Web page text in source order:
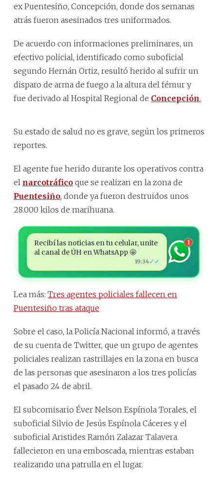
ex Puentesiño, Concepción, donde dos semanas
atrás fueron asesinados tres uniformados.
De acuerdo con informaciones preliminares, un
efectivo policial, identificado como suboficial
segundo Hernán Ortiz, resultó herido al sufrir un
disparo de arma de fuego a la altura del fémur y
fue derivado al Hospital Regional de Concepción.
Su estado de salud no es grave, según los primeros
reportes.
El agente fue herido durante los operativos contra
el narcotráfico que se realizan en la zona de
Puentesiño, donde ya fueron destruidos unos
28.000 kilos de marihuana.
Recibí las noticias en tu celular, unite
al canal de ÚH en WhatsApp 🤩
19:34✓✓
1
Lea más: Tres agentes policiales fallecen en
Puentesiño tras ataque
Sobre el caso, la Policía Nacional informó, a través
de su cuenta de Twitter, que un grupo de agentes
policiales realizan rastrillajes en la zona en busca
de las personas que asesinaron a los tres policías
el pasado 24 de abril.
El subcomisario Éver Nelson Espínola Torales, el
suboficial Silvio de Jesús Espínola Cáceres y el
suboficial Aristides Ramón Zalazar Talavera
fallecieron en una emboscada, mientras estaban
realizando una patrulla en el lugar.